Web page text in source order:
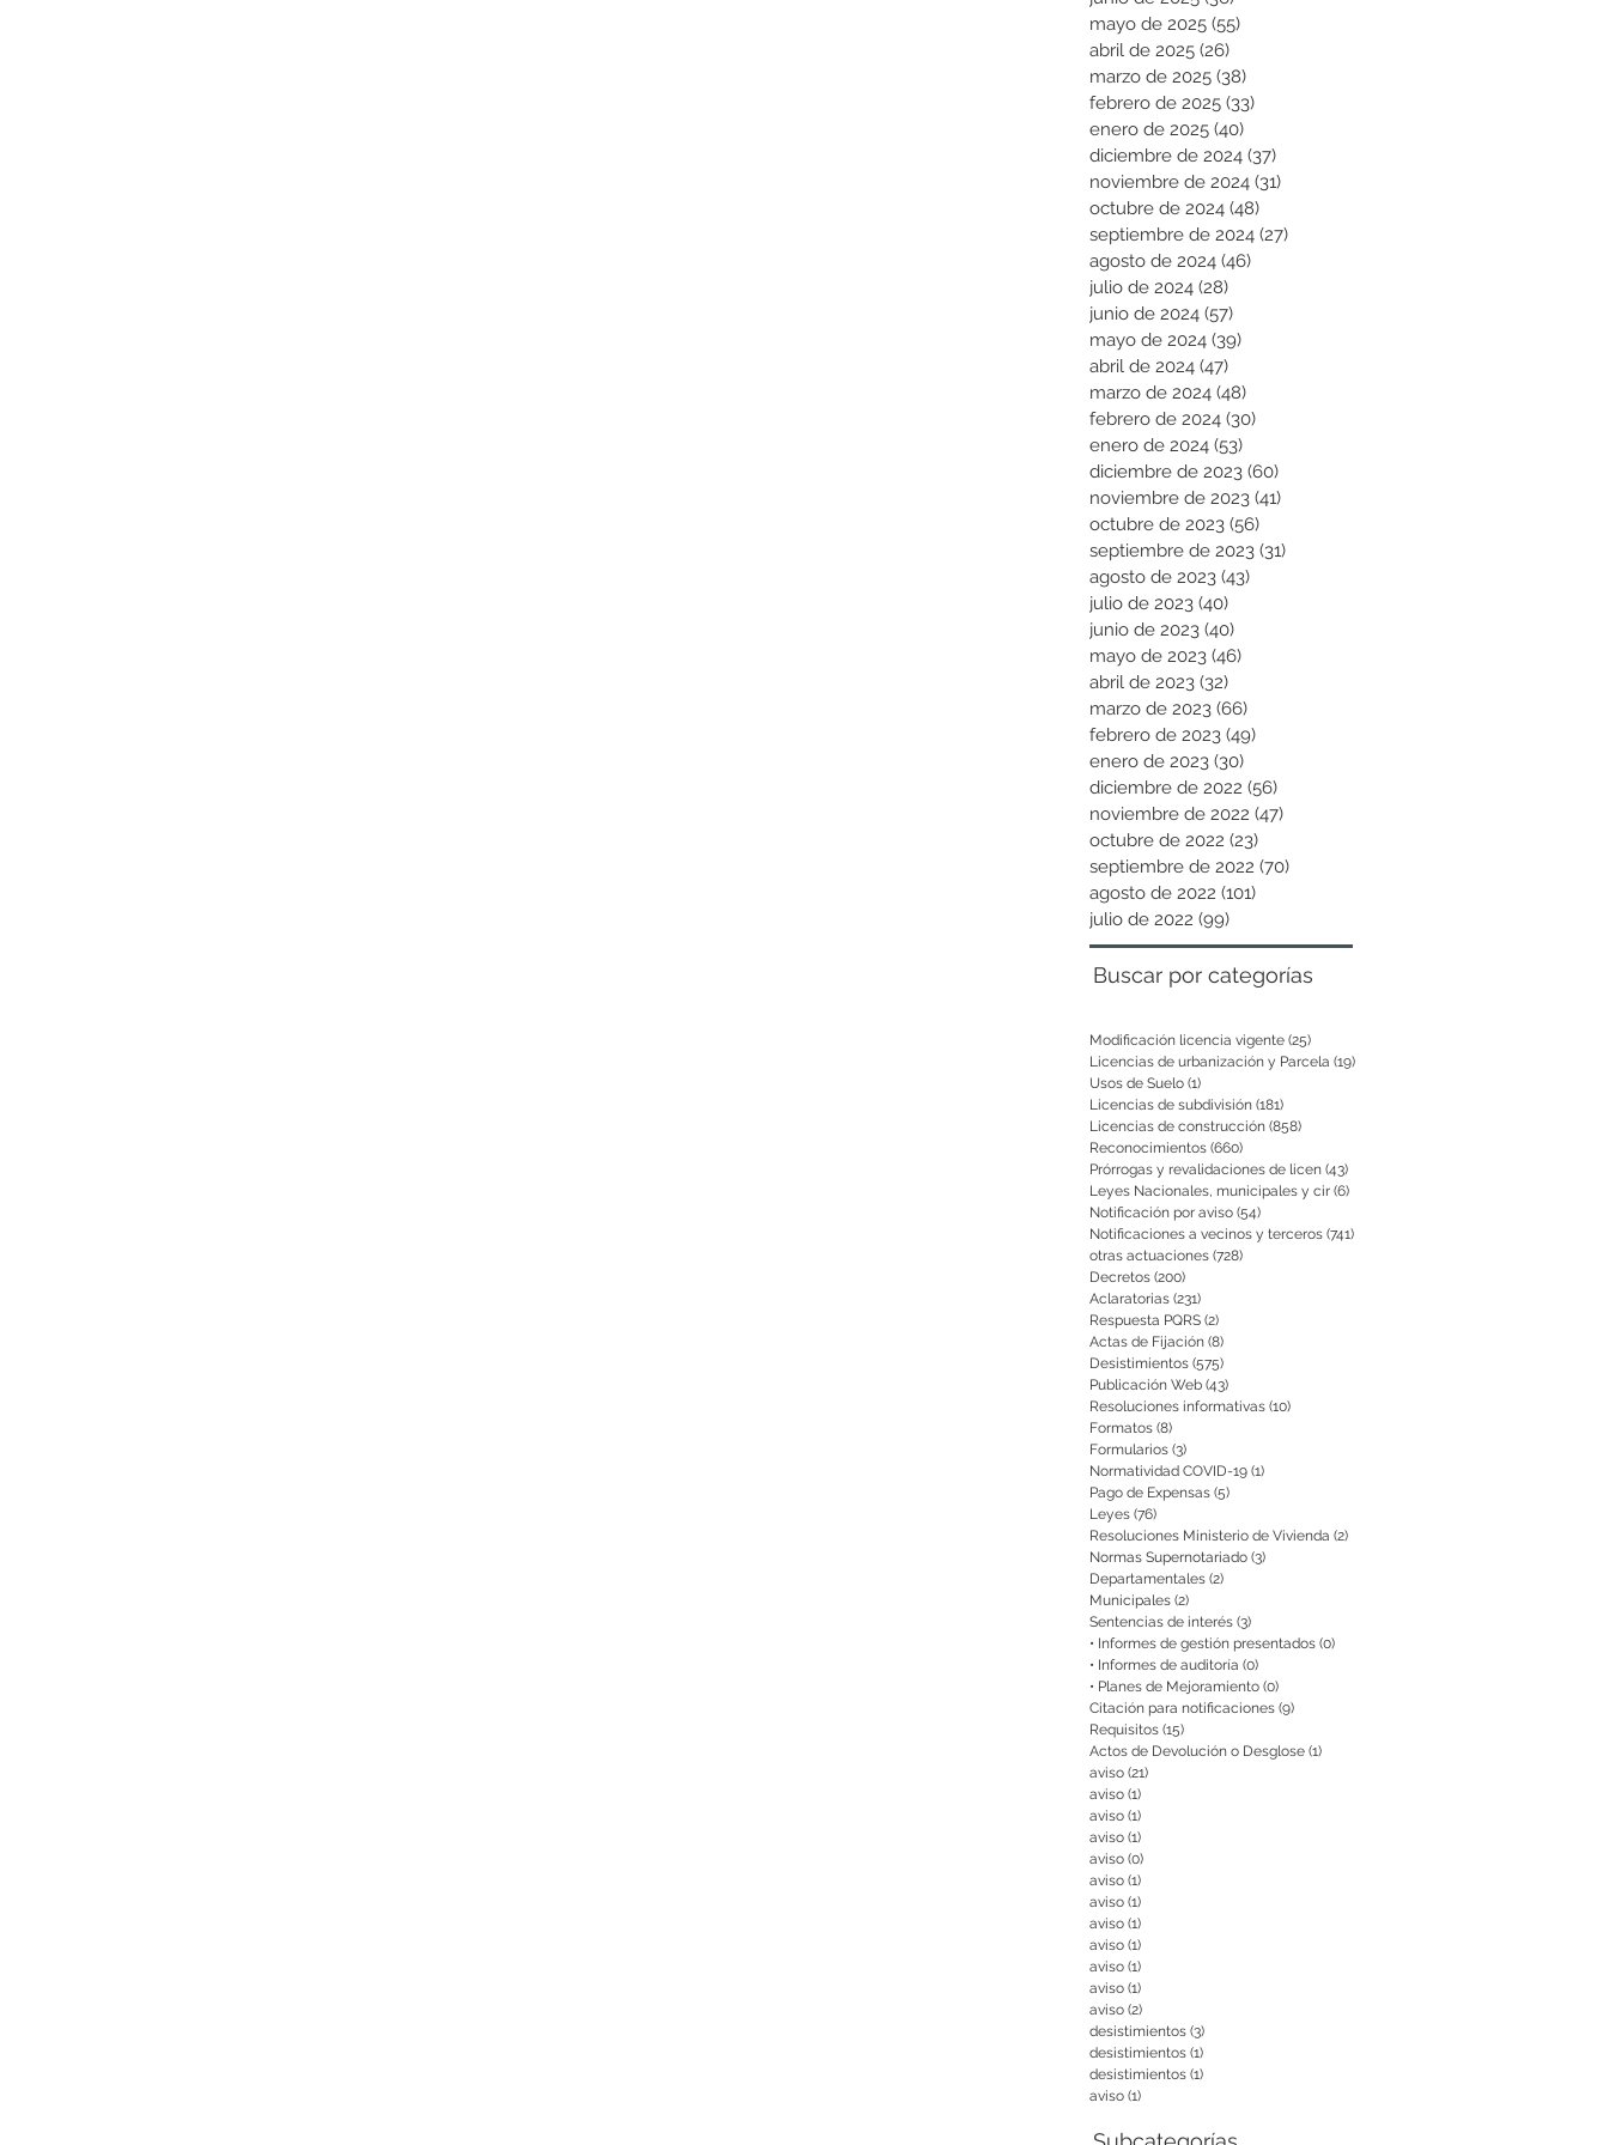
mayo de 2025 (55)
abril de 2025 (26)
marzo de 2025 (38)
febrero de 2025 (33)
enero de 2025 (40)
diciembre de 2024 (37)
noviembre de 2024 (31)
octubre de 2024 (48)
septiembre de 2024 (27)
agosto de 2024 (46)
julio de 2024 (28)
junio de 2024 (57)
mayo de 2024 (39)
abril de 2024 (47)
marzo de 2024 (48)
febrero de 2024 (30)
enero de 2024 (53)
diciembre de 2023 (60)
noviembre de 2023 (41)
octubre de 2023 (56)
septiembre de 2023 (31)
agosto de 2023 (43)
julio de 2023 (40)
junio de 2023 (40)
mayo de 2023 (46)
abril de 2023 (32)
marzo de 2023 (66)
febrero de 2023 (49)
enero de 2023 (30)
diciembre de 2022 (56)
noviembre de 2022 (47)
octubre de 2022 (23)
septiembre de 2022 (70)
agosto de 2022 (101)
julio de 2022 (99)
Buscar por categorías
Modificación licencia vigente (25)
Licencias de urbanización y Parcela (19)
Usos de Suelo (1)
Licencias de subdivisión (181)
Licencias de construcción (858)
Reconocimientos (660)
Prórrogas y revalidaciones de licen (43)
Leyes Nacionales, municipales y cir (6)
Notificación por aviso (54)
Notificaciones a vecinos y terceros (741)
otras actuaciones (728)
Decretos (200)
Aclaratorias (231)
Respuesta PQRS (2)
Actas de Fijación (8)
Desistimientos (575)
Publicación Web (43)
Resoluciones informativas (10)
Formatos (8)
Formularios (3)
Normatividad COVID-19 (1)
Pago de Expensas (5)
Leyes (76)
Resoluciones Ministerio de Vivienda (2)
Normas Supernotariado (3)
Departamentales (2)
Municipales (2)
Sentencias de interés (3)
• Informes de gestión presentados (0)
• Informes de auditoría (0)
• Planes de Mejoramiento (0)
Citación para notificaciones (9)
Requisitos (15)
Actos de Devolución o Desglose (1)
aviso (21)
aviso (1)
aviso (1)
aviso (1)
aviso (0)
aviso (1)
aviso (1)
aviso (1)
aviso (1)
aviso (1)
aviso (1)
aviso (2)
desistimientos (3)
desistimientos (1)
desistimientos (1)
aviso (1)